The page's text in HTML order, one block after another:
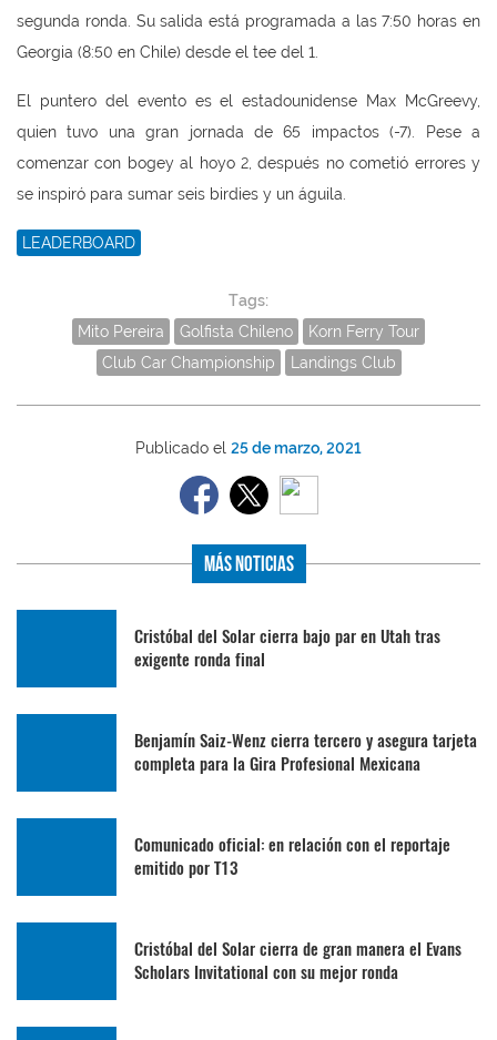
segunda ronda. Su salida está programada a las 7:50 horas en
Georgia (8:50 en Chile) desde el tee del 1.
El puntero del evento es el estadounidense Max McGreevy,
quien tuvo una gran jornada de 65 impactos (-7). Pese a
comenzar con bogey al hoyo 2, después no cometió errores y
se inspiró para sumar seis birdies y un águila.
LEADERBOARD
Tags:
Mito Pereira
Golfista Chileno
Korn Ferry Tour
Club Car Championship
Landings Club
Publicado el 25 de marzo, 2021
Más Noticias
Cristóbal del Solar cierra bajo par en Utah tras
exigente ronda final
Benjamín Saiz-Wenz cierra tercero y asegura tarjeta
completa para la Gira Profesional Mexicana
Comunicado oficial: en relación con el reportaje
emitido por T13
Cristóbal del Solar cierra de gran manera el Evans
Scholars Invitational con su mejor ronda